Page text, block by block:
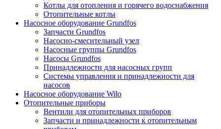
Котлы для отопления и горячего водоснабжения
Отопительные котлы
Насосное оборудование Grundfos
Запчасти Grundfos
Насосно-смесительный узел
Насосные группы Grundfos
Насосы Grundfos
Принадлежности для насосных групп
Системы управления и принадлежности для
насосов
Насосное оборудование Wilo
Отопительные приборы
Вентили для отопительных приборов
Запчасти и принадлежности к отопительным